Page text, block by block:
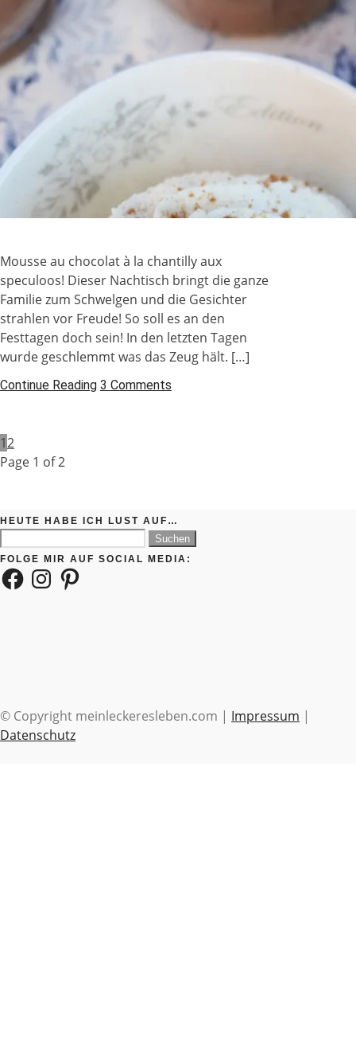
Mousse au chocolat à la chantilly aux
speculoos! Dieser Nachtisch bringt die ganze
Familie zum Schwelgen und die Gesichter
strahlen vor Freude! So soll es an den
Festtagen doch sein! In den letzten Tagen
wurde geschlemmt was das Zeug hält. […]
Continue Reading 3 Comments
12
Page 1 of 2
HEUTE HABE ICH LUST AUF…
nach:
FOLGE MIR AUF SOCIAL MEDIA:
FacebookInstagramPinterest
© Copyright meinleckeresleben.com | Impressum |
Datenschutz